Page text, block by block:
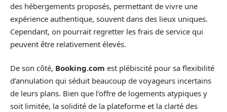
des hébergements proposés, permettant de vivre une
expérience authentique, souvent dans des lieux uniques.
Cependant, on pourrait regretter les frais de service qui
peuvent être relativement élevés.
De son côté, Booking.com est plébiscité pour sa flexibilité
d’annulation qui séduit beaucoup de voyageurs incertains
de leurs plans. Bien que l’offre de logements atypiques y
soit limitée, la solidité de la plateforme et la clarté des